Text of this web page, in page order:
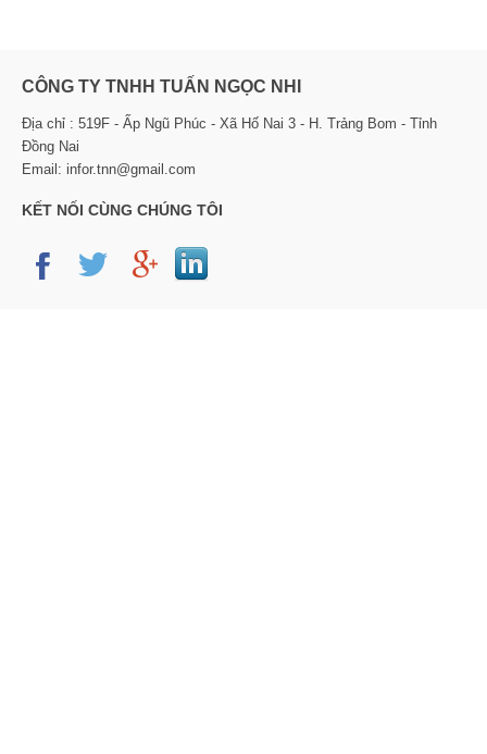
CÔNG TY TNHH TUẤN NGỌC NHI
Địa chỉ : 519F - Ấp Ngũ Phúc - Xã Hố Nai 3 - H. Trảng Bom - Tỉnh
Đồng Nai
Email: infor.tnn@gmail.com
KẾT NỐI CÙNG CHÚNG TÔI